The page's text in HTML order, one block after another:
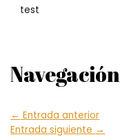
test
← Entrada anterior
Entrada siguiente →